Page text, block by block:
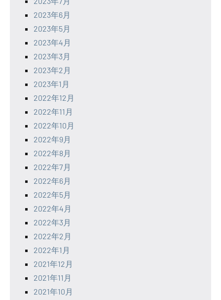
2023年6月
2023年5月
2023年4月
2023年3月
2023年2月
2023年1月
2022年12月
2022年11月
2022年10月
2022年9月
2022年8月
2022年7月
2022年6月
2022年5月
2022年4月
2022年3月
2022年2月
2022年1月
2021年12月
2021年11月
2021年10月